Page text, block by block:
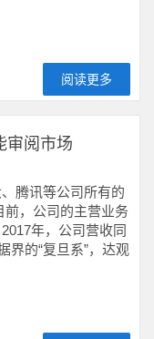
阅读更多
审阅市场
腾讯等公司所有的
，公司的主营业务
年，公司营收同
界的“复旦系”，达观